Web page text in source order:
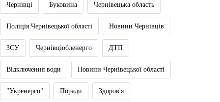
Чернівці Буковина Чернівецька область
Поліція Чернівецької області Новини Чернівців
ЗСУ Чернівціобленерго ДТП
Відключення води Новини Чернівецької області
"Укренерго" Поради Здоров'я